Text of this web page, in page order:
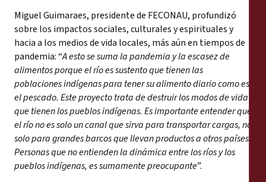
Miguel Guimaraes, presidente de FECONAU, profundizó
sobre los impactos sociales, culturales y espirituales y
hacia a los medios de vida locales, más aún en tiempos de
pandemia: “A esto se suma la pandemia y la escasez de
alimentos porque el río es sustento que tienen las
poblaciones indígenas para tener su alimento diario como es
el pescado. Este proyecto trata de destruir los modos de vida
que tienen los pueblos indígenas. Es importante entender que
el río no es solo un canal que sirva para transportar cargas, no
solo para grandes barcos que llevan productos a otros países.
Personas que no entienden la dinámica entre los ríos y los
pueblos indígenas, es sumamente preocupante”.